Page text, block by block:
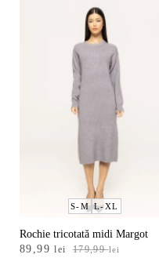
S-M L-XL
Rochie tricotată midi Margot
179,99lei
Prețul
89,99lei
Prețul